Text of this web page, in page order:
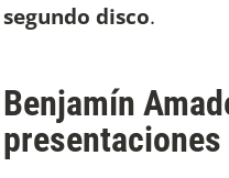
segundo disco.
Benjamín
presentaciones